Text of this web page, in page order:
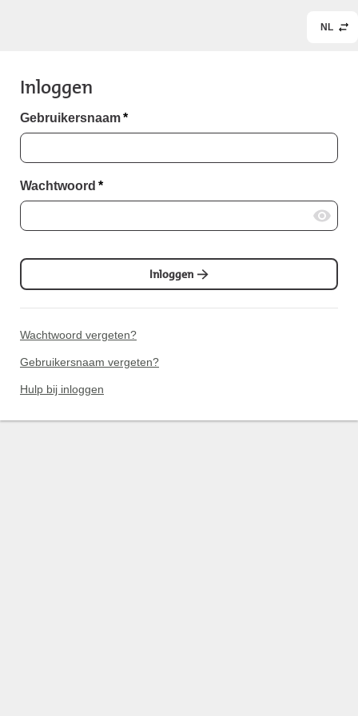
NL
Inloggen
Gebruikersnaam*
Wachtwoord *
Inloggen
Wachtwoord vergeten?
Gebruikersnaam vergeten?
Hulp bij inloggen